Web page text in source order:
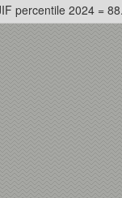
percentile 2024 =